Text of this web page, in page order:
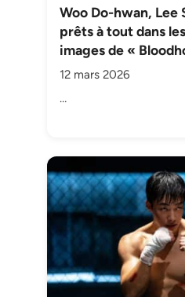
Woo Do-hwan, Lee
prêts à tout dans
images de «
12 mars 2026
…